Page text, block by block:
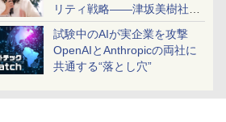
リティ戦略――津坂美樹社長
が2027年度戦略を説明
試験中のAIが実企業を攻撃
OpenAIとAnthropicの両社に
共通する“落とし穴”